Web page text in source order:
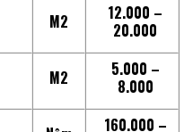
M2
12.000 –
20.000
M2
5.000 –
8.000
160.000 –